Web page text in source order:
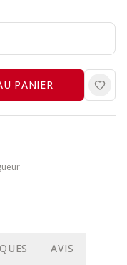
PANIER
AVIS